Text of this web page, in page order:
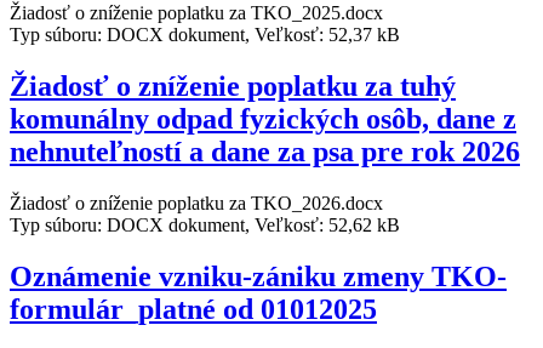
Žiadosť o zníženie poplatku za TKO_2025.docx
Typ súboru: DOCX dokument, Veľkosť: 52,37 kB
Žiadosť o zníženie poplatku za tuhý
komunálny odpad fyzických osôb, dane z
nehnuteľností a dane za psa pre rok 2026
Žiadosť o zníženie poplatku za TKO_2026.docx
Typ súboru: DOCX dokument, Veľkosť: 52,62 kB
Oznámenie vzniku-zániku zmeny TKO-
formulár_platné od 01012025